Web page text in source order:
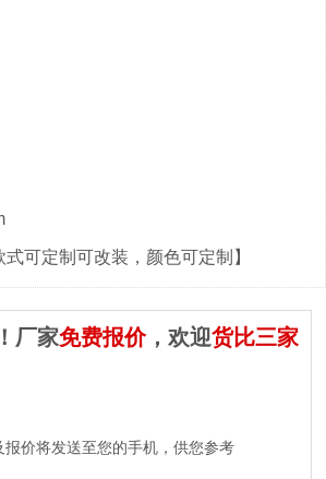
式可定制可改装，颜色可定制】
厂家免费报价，欢迎货比三家
报价将发送至您的手机，供您参考